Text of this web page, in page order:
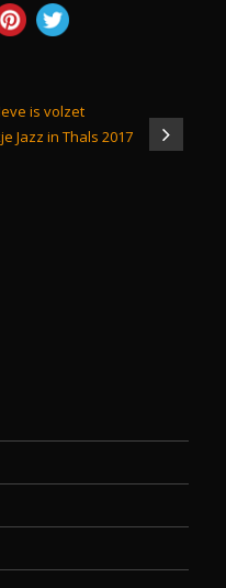
is volzet
Jazz in Thals 2017